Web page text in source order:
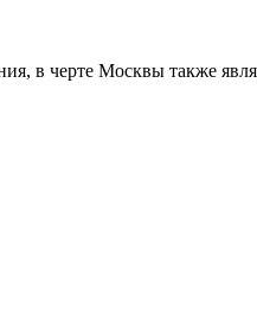
в черте Москвы также